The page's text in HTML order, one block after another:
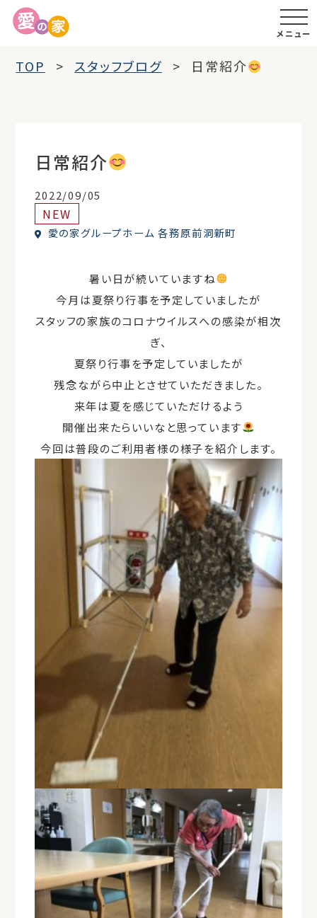
メニュー
TOP スタッフブログ 日常紹介
日常紹介
2022/09/05
NEW
愛の家グループホーム 各務原前洞新町
暑い日が続いていますね
今月は夏祭り行事を予定していましたが
スタッフの家族のコロナウイルスへの感染が相次
ぎ、
夏祭り行事を予定していましたが
残念ながら中止とさせていただきました。
来年は夏を感じていただけるよう
開催出来たらいいなと思っています
今回は普段のご利用者様の様子を紹介します。